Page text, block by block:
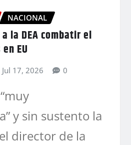
NACIONAL
la DEA combatir el
EU
Jul 17, 2026 0
y sin sustento la
director de la